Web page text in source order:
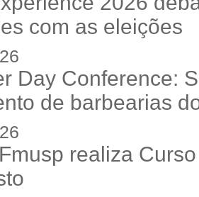
com as eleições
Day Conference:
de barbearias
realiza